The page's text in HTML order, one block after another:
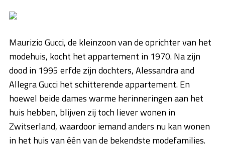
Maurizio Gucci, de kleinzoon van de oprichter van het
modehuis, kocht het appartement in 1970. Na zijn
dood in 1995 erfde zijn dochters, Alessandra and
Allegra Gucci het schitterende appartement. En
hoewel beide dames warme herinneringen aan het
huis hebben, blijven zij toch liever wonen in
Zwitserland, waardoor iemand anders nu kan wonen
in het huis van één van de bekendste modefamilies.